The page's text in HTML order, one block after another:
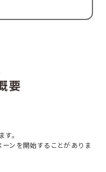
要
。
ンを開始することがありま